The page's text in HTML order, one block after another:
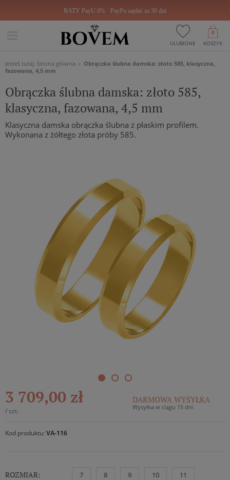
RATY PayU 0% PayPo zapłać za 30 dni
ULUBIONE KOSZYK
0
Jesteś tutaj: Strona główna
Obrączka ślubna damska: złoto 585, klasyczna,
fazowana, 4,5 mm
Obrączka ślubna damska: złoto 585,
klasyczna, fazowana, 4,5 mm
Klasyczna damska obrączka ślubna z płaskim profilem.
Wykonana z żółtego złota próby 585.
3 709,00 zł
/ szt.
DARMOWA WYSYŁKA
Wysyłka w ciągu 15 dni
Kod produktu: VA-116
ROZMIAR: 7 8 9 10 11